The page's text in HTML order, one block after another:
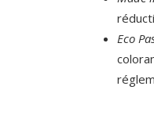
Eco